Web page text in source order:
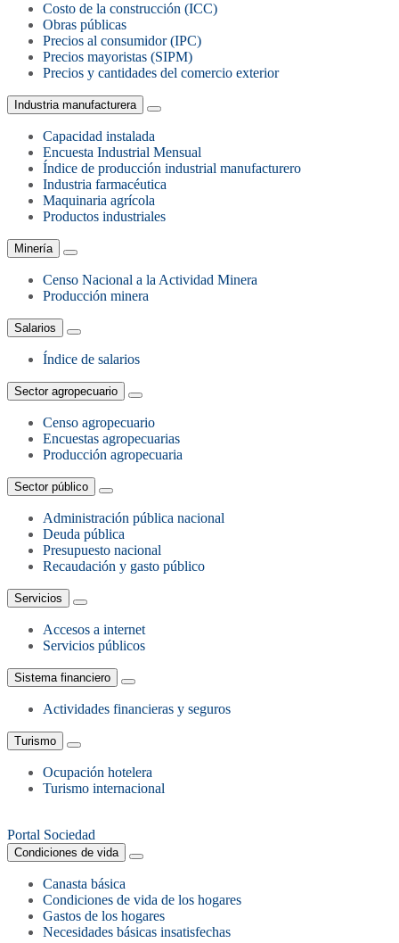
Costo de la construcción (ICC)
Obras públicas
Precios al consumidor (IPC)
Precios mayoristas (SIPM)
Precios y cantidades del comercio exterior
Industria manufacturera
Capacidad instalada
Encuesta Industrial Mensual
Índice de producción industrial manufacturero
Industria farmacéutica
Maquinaria agrícola
Productos industriales
Minería
Censo Nacional a la Actividad Minera
Producción minera
Salarios
Índice de salarios
Sector agropecuario
Censo agropecuario
Encuestas agropecuarias
Producción agropecuaria
Sector público
Administración pública nacional
Deuda pública
Presupuesto nacional
Recaudación y gasto público
Servicios
Accesos a internet
Servicios públicos
Sistema financiero
Actividades financieras y seguros
Turismo
Ocupación hotelera
Turismo internacional
Portal Sociedad
Condiciones de vida
Canasta básica
Condiciones de vida de los hogares
Gastos de los hogares
Necesidades básicas insatisfechas